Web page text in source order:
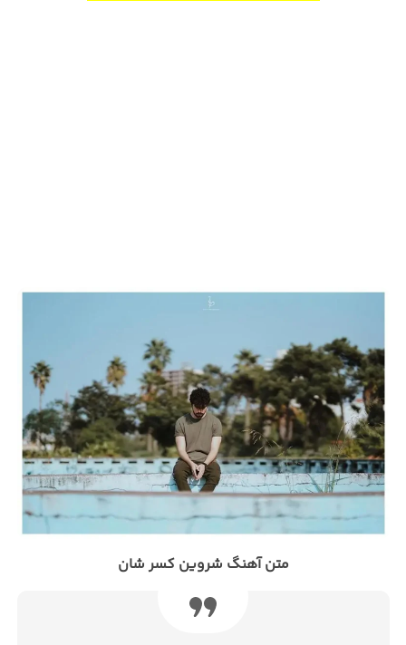
متن آهنگ شروین کسر شان